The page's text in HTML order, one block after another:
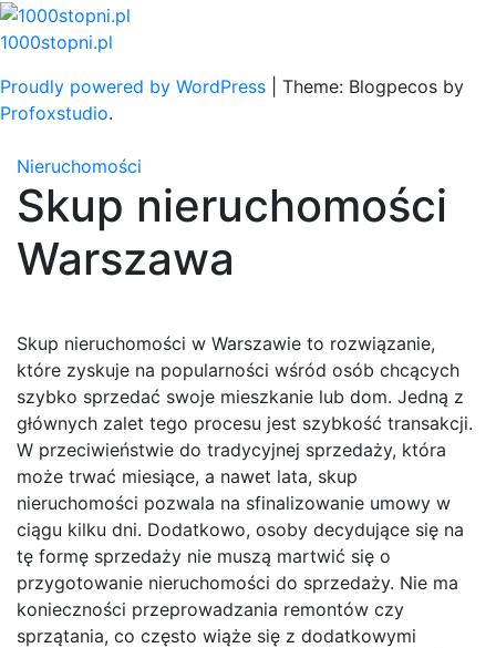
Skip
to
1000stopni.pl
Proudly powered by WordPress
Theme: Blogpecos by
Profoxstudio.
Nieruchomości
Skup nieruchomości
Warszawa
Skup nieruchomości w Warszawie to rozwiązanie,
które zyskuje na popularności wśród osób chcących
szybko sprzedać swoje mieszkanie lub dom. Jedną z
głównych zalet tego procesu jest szybkość transakcji.
W przeciwieństwie do tradycyjnej sprzedaży, która
może trwać miesiące, a nawet lata, skup
nieruchomości pozwala na sfinalizowanie umowy w
ciągu kilku dni. Dodatkowo, osoby decydujące się na
tę formę sprzedaży nie muszą martwić się o
przygotowanie nieruchomości do sprzedaży. Nie ma
konieczności przeprowadzania remontów czy
sprzątania, co często wiąże się z dodatkowymi